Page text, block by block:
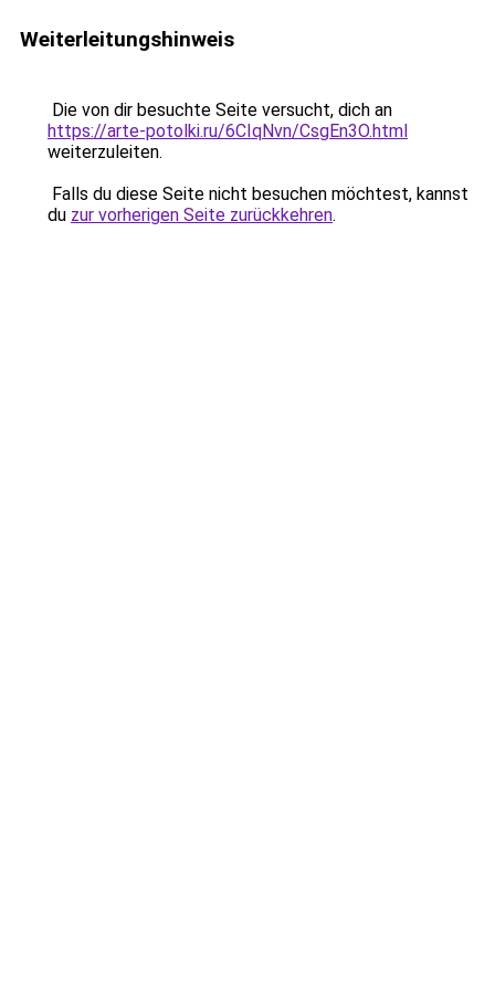
Weiterleitungshinweis
Die von dir besuchte Seite versucht, dich an
https://arte-potolki.ru/6CIqNvn/CsgEn3O.html
weiterzuleiten.
Falls du diese Seite nicht besuchen möchtest, kannst
du zur vorherigen Seite zurückkehren.